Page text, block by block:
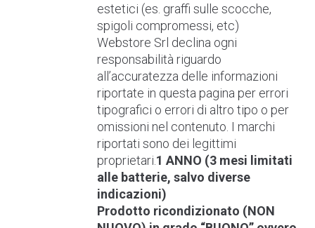
estetici (es. graffi sulle scocche,
spigoli compromessi, etc)
Webstore Srl declina ogni
responsabilità riguardo
all’accuratezza delle informazioni
riportate in questa pagina per errori
tipografici o errori di altro tipo o per
omissioni nel contenuto. I marchi
riportati sono dei legittimi
proprietari. 1 ANNO (3 mesi limitati
alle batterie, salvo diverse
indicazioni)
Prodotto ricondizionato (NON